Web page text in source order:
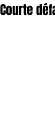
Courte